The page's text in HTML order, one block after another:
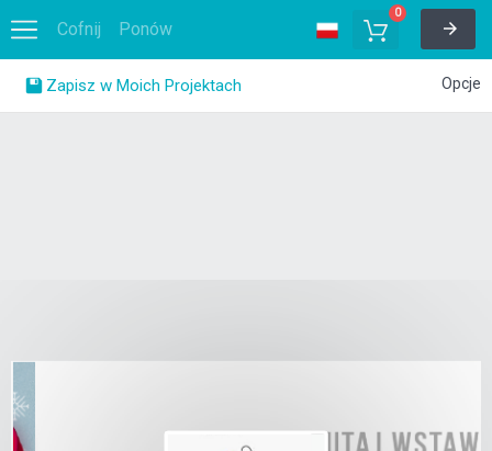
Cofnij Ponów
0
Zapisz w Moich Projektach Opcje